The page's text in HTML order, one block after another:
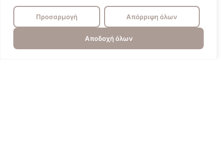
Προσαρμογή Απόρριψη όλων
Αποδοχή όλων